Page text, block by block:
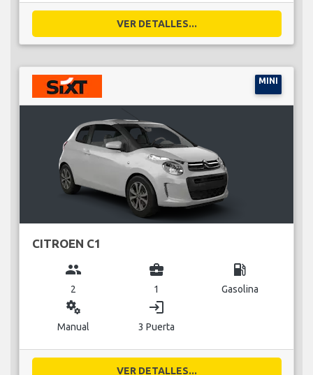
VER DETALLES...
MINI
CITROEN C1
group
2
business_center
1
local_gas_station
Gasolina
miscellaneous_services
Manual
login
3 Puerta
VER DETALLES...